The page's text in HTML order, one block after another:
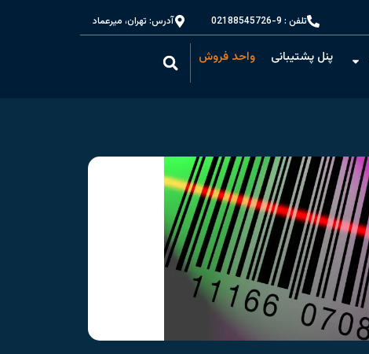
تلفن : 9-02188545726 آدرس: تهران، میرعماد
پنل پشتیبانی واحد فروش